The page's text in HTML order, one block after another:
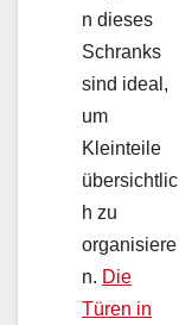
n dieses
Schranks
sind ideal,
um
Kleinteile
übersichtlic
h zu
organisiere
n. Die
Türen in